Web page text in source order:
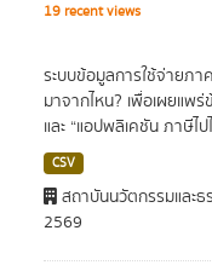
19 recent views
ระบบข้อมูลการใช้จ่ายภา
มาจากไหน? เพื่อเผยแพ
และ “แอปพลิเคชัน ภาษีไป
CSV
สถาบันนวัตกรรมและ
2569